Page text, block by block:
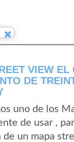
VIEW EL
DE
uno de los
de usar ,
de un mapa